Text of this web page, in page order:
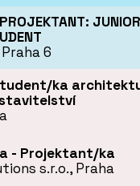
6
ka
- Projektant/ka
s.r.o., Praha